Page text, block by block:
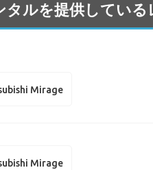
ルを提供してい
Mirage
Mirage